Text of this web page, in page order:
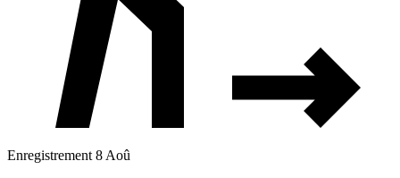
Enregistrement 8 Aoû